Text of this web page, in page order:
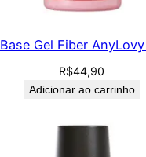
Base Gel Fiber
R$44,90
Adicionar ao carrinho